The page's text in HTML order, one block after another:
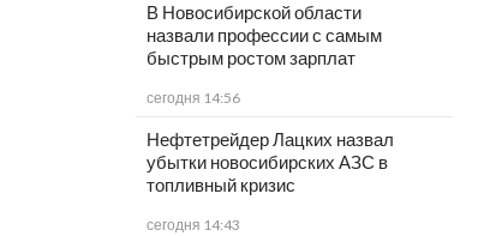
В Новосибирской области
назвали профессии с самым
быстрым ростом зарплат
сегодня 14:56
Нефтетрейдер Лацких назвал
убытки новосибирских АЗС в
топливный кризис
сегодня 14:43